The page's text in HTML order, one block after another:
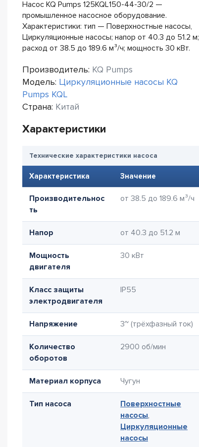
Насос KQ Pumps 125KQL150-44-30/2 —
промышленное насосное оборудование.
Характеристики: тип — Поверхностные насосы,
Циркуляционные насосы; напор от 40.3 до 51.2 м;
расход от 38.5 до 189.6 м³/ч; мощность 30 кВт.
Производитель: KQ Pumps
Модель: Циркуляционные насосы KQ
Pumps KQL
Страна: Китай
Характеристики
Технические характеристики насоса
Характеристика Значение
Производительнос
ть
от 38.5 до 189.6 м³/ч
Напор от 40.3 до 51.2 м
Мощность
двигателя
30 кВт
Класс защиты
электродвигателя
IP55
Напряжение 3~ (трёхфазный ток)
Количество
оборотов
2900 об/мин
Материал корпуса Чугун
Тип насоса
Поверхностные
насосы,
Циркуляционные
насосы